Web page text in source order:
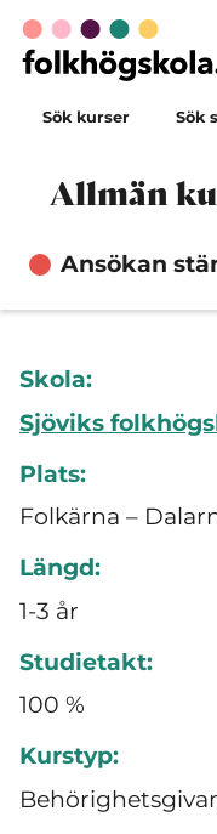
Sök kurser Sök
Allmän
Ansökan
Skola:
Sjöviks
Plats:
Folkärna –
Längd:
1-3 år
Studietakt:
100 %
Kurstyp: